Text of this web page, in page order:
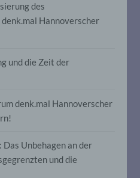
des
Hannoverscher
und die Zeit der
denk.mal Hannoverscher
Das Unbehagen an der
und die
zu analysieren oder
Daten
zusätzlicher
Person
können, sofern diese
gesondert
und technischen und